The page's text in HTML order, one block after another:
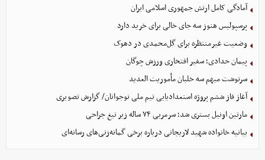
آمادگی کامل ارتش جمهوری اسلامی ایران
پرسپولیس هنوز سه جای خالی برای خرید دارد
وضعیت غیرمنتظره برای گل‌محمدی در دهوک
پیمان حدادی؛ سفیر افتخاری ورزش چوگان
سرنوشت مبهم سه خلبان مأموریت العدید
آغاز فاز ششم پروژه استعدادیابی تیم ملی نوجوانان/ گزارش تصویری
مارتین اونیل بستری شد؛ سرمربی ۷۴ ساله زیر تیغ جراحی
بیانیه خانواده شهید لاریجانی درباره برخی گمانه‌زنی‌های رسانه‌ای